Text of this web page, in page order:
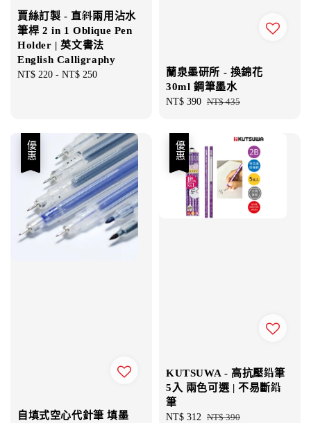
賈絲訂製 - 直斜兩用沾水
筆桿 2 in 1 Oblique Pen
Holder | 英文書法
English Calligraphy
Regular
NT$ 220 - NT$ 250
蘭泉墨研所 - 換錦花
30ml 鋼筆墨水
Sale
NT$ 390 Regular
NT$ 435
優惠
自填式空心代針筆 填墨
優惠
KUTSUWA - 高抗壓鉛筆
5入 兩色可選 | 不易斷鉛
筆
Sale
NT$ 312 Regular
NT$ 390